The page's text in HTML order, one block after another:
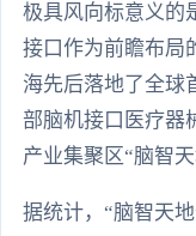
极具风向标意义的
接口作为前瞻布
海先后落地了全球
部脑机接口医疗器
产业集聚区“脑智天
据统计，“脑智天